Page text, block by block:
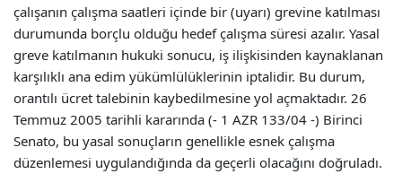
çalışanın çalışma saatleri içinde bir (uyarı) grevine katılması
durumunda borçlu olduğu hedef çalışma süresi azalır. Yasal
greve katılmanın hukuki sonucu, iş ilişkisinden kaynaklanan
karşılıklı ana edim yükümlülüklerinin iptalidir. Bu durum,
orantılı ücret talebinin kaybedilmesine yol açmaktadır. 26
Temmuz 2005 tarihli kararında (- 1 AZR 133/04 -) Birinci
Senato, bu yasal sonuçların genellikle esnek çalışma
düzenlemesi uygulandığında da geçerli olacağını doğruladı.